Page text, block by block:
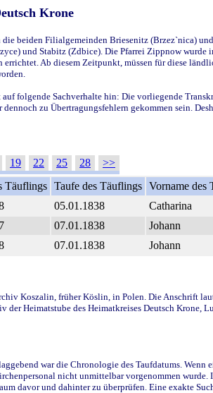
Krone
beiden Filialgemeinden Briesenitz (Brzez`nica)
und Stabitz (Zdbice). Die Pfarrei Zippnow
Ab diesem Zeitpunkt, müssen für diese
auf folgende Sachverhalte hin: Die vorliegende
zu Übertragungsfehlern gekommen sein.
19 22 25 28
>>
Täuflings Taufe des Täuflings Vorname des
05.01.1838 Catharina
07.01.1838 Johann
07.01.1838 Johann
Koszalin, früher Köslin, in Polen. Die Anschrift
Heimatstube des Heimatkreises Deutsch
war die Chronologie des Taufdatums.
nicht unmittelbar vorgenommen
davor und dahinter zu überprüfen. Eine exakte